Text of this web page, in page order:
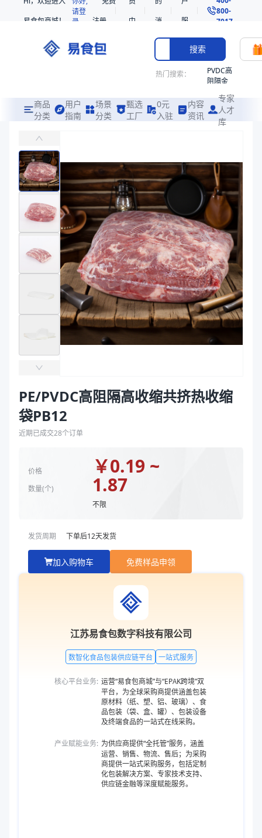
易食包商城！
请登
录
注册
中
消
息
服
务
800-
7017
搜索
热门搜索：
PVDC高
阻隔金
共挤热
收缩袋
共挤热
收缩袋
221360
烤箱袋
221330
SE53
热收缩
袋
拉伸膜
商品
分类
用户
指南
场景
分类
甄选
工厂
0元
入驻
内容
资讯
专家
人才
库
易食包（EPAK）专注于PE/PVDC高阻隔高收缩共挤热收缩袋PB12包
价格：￥0.19 ~ ￥1.87
商品参数
商品分类
热收缩袋
产品特性
材质 PVDC/PE 厚度50μm
PE、PVDC
50
宽度（mm）
200、225、180、250、165、350、300、400、
长度（mm）
360、500、700、620、300、450、200、550、
透明
弧线封底、弧线底封
400、500、350、250、180、225、300、165、
长度 mm
150、200、230、300、305、360、400、450、
主要材质
厚度（μm）
长度（mm）
200、230、300、360、400、450、500、535、
封口方式
弧线底封
PE/PVDC高阻隔高收缩共挤热收缩
袋PB12
近期已成交28个订单
价格
数量(个)
￥0.19 ~
1.87
不限
发货周期 下单后12天发货
加入购物车 免费样品申领
江苏易食包数字科技有限公司
数智化食品包装供应链平台 一站式服务
核心平台业务: 运营“易食包商城”与“EPAK跨境”双
平台，为全球采购商提供涵盖包装
原材料（纸、塑、铝、玻璃）、食
品包装（袋、盒、罐）、包装设备
及终端食品的一站式在线采购。
产业赋能业务: 为供应商提供“全托管”服务，涵盖
运营、销售、物流、售后；为采购
商提供一站式采购服务，包括定制
化包装解决方案、专家技术支持、
供应链金融等深度赋能服务。